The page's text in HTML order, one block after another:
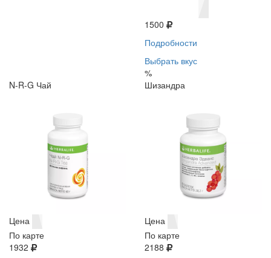
1500
Подробности
Выбрать вкус
%
N-R-G Чай
Цена
По карте
1932
Шизандра
Цена
По карте
2188